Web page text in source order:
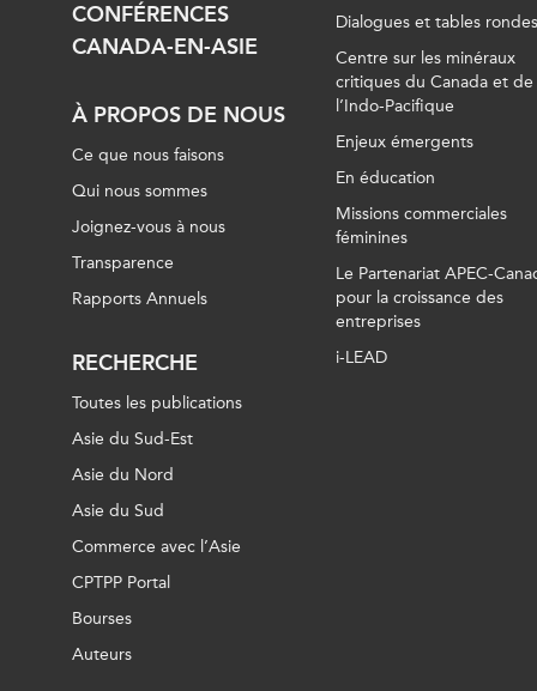
CONFÉRENCES
CANADA-EN-ASIE
À PROPOS DE NOUS
Ce que nous faisons
Qui nous sommes
Joignez-vous à nous
Transparence
Rapports Annuels
RECHERCHE
Toutes les publications
Asie du Sud-Est
Asie du Nord
Asie du Sud
Commerce avec l’Asie
CPTPP Portal
Bourses
Auteurs
Dialogues et tables rondes
Centre sur les minéraux
critiques du Canada et de
l’Indo-Pacifique
Enjeux émergents
En éducation
Missions commerciales
féminines
Le Partenariat APEC-
pour la croissance des
entreprises
i-LEAD